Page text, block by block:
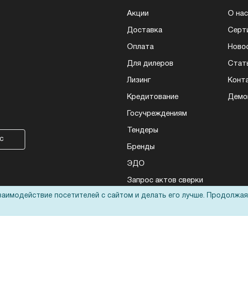
Акции
Доставка
Оплата
Для дилеров
Лизинг
Кредитование
Госучреждениям
Тендеры
Бренды
ЭДО
О нас
Запрос актов сверки
посетителей с сайтом и делать его лучше.